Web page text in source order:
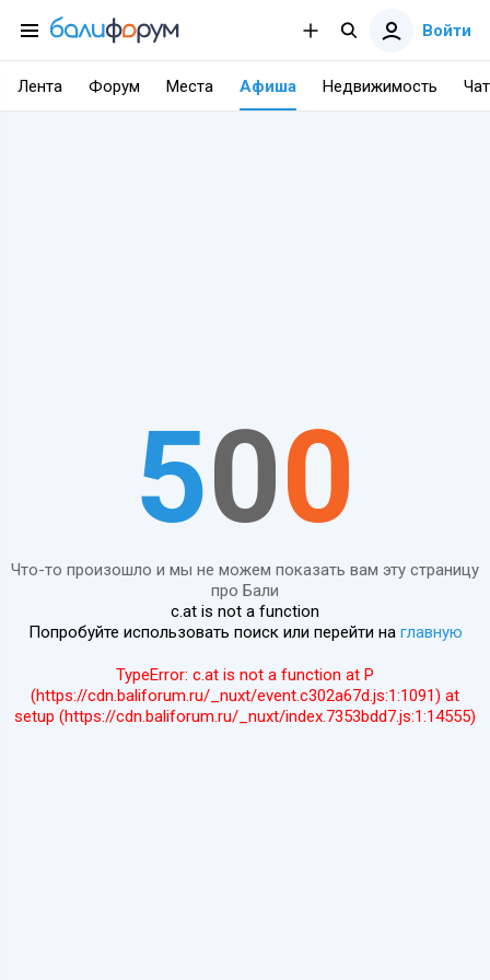
Войти
Лента Форум Места Афиша Недвижимость Чат
500
Что-то произошло и мы не можем показать вам эту страницу
про Бали
c.at is not a function
Попробуйте использовать поиск или перейти на главную
TypeError: c.at is not a function at P
(https://cdn.baliforum.ru/_nuxt/event.c302a67d.js:1:1091) at
setup (https://cdn.baliforum.ru/_nuxt/index.7353bdd7.js:1:14555)